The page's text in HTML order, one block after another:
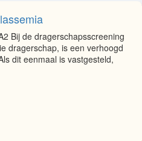
Bij de dragerschapsscreening
dragerschap, is een verhoogd
dit eenmaal is vastgesteld,